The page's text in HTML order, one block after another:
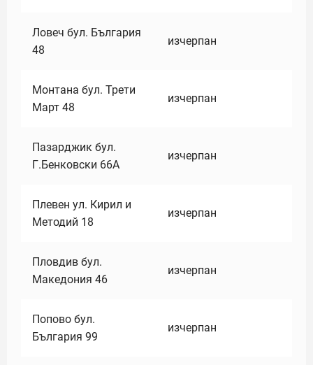
Ловеч бул. България
48
изчерпан
Монтана бул. Трети
Март 48
изчерпан
Пазарджик бул.
Г.Бенковски 66А
изчерпан
Плевен ул. Кирил и
Методий 18
изчерпан
Пловдив бул.
Македония 46
изчерпан
Попово бул.
България 99
изчерпан